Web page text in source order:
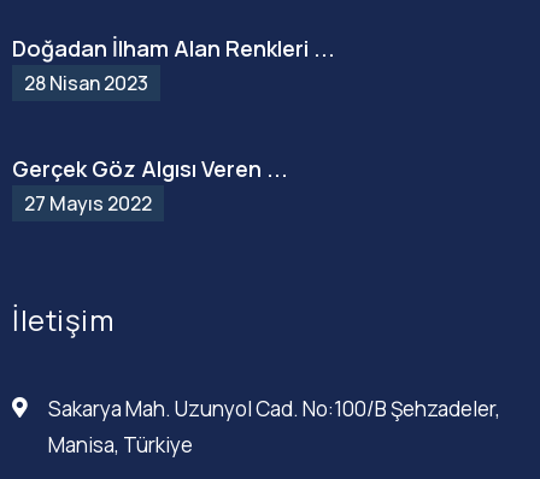
Doğadan İlham Alan Renkleri ...
28 Nisan 2023
Gerçek Göz Algısı Veren ...
27 Mayıs 2022
İletişim
Sakarya Mah. Uzunyol Cad. No:100/B Şehzadeler,
Manisa, Türkiye